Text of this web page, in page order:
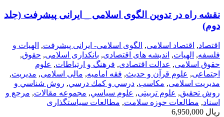
نقشه راه در تدوین الگوی اسلامی _ ایرانی پیشرفت (جلد
دوم)
اقتصاد, اقتصاد اسلامی, الگوی اسلامی- ایرانی پیشرفت, الهیات و
فلسفه, الهيات, اندیشه های اقتصادی, بانکداری اسلامی, حقوق,
حقوق اسلامی, عدالت اقتصادی, فرهنگ و ارتباطات, علوم
اجتماعی, علوم قرآن و حدیث, فقه امامیه, مالی اسلامی, مديريت,
مدیریت اسلامی, مکاسب, درسي و كمك درسي, روش شناسي و
روش تحقيق, علوم تربیتی, علوم سياسي, مجموعه مقالات, مرجع و
اسناد, مطالعات حوزه سلامت, مطالعات سیاستگذاری
ریال